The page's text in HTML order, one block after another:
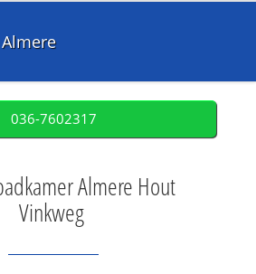
036-7602317
Almere Hout
Vinkweg